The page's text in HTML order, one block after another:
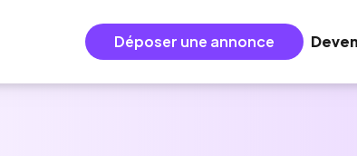
Déposer une annonce